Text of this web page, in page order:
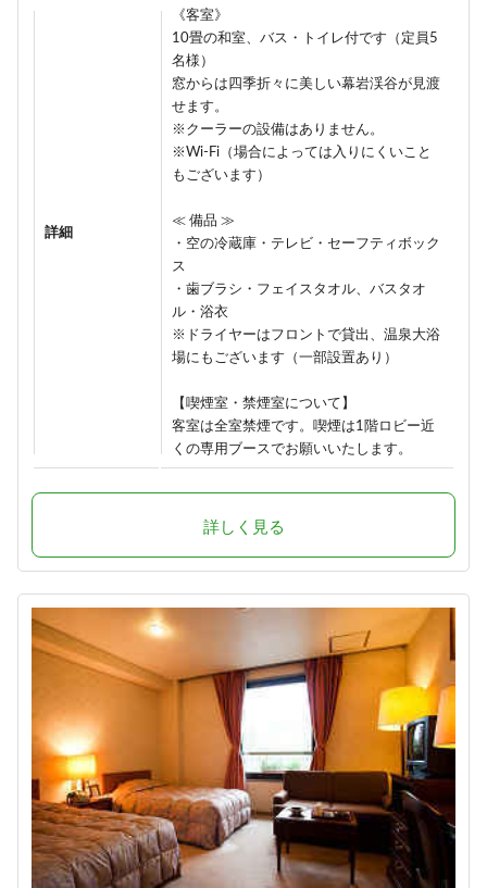
詳細
《客室》
10畳の和室、バス・トイレ付です（定員5
名様）
窓からは四季折々に美しい幕岩渓谷が見渡
せます。
※クーラーの設備はありません。
※Wi-Fi（場合によっては入りにくいこと
もございます）
≪ 備品 ≫
・空の冷蔵庫・テレビ・セーフティボック
ス
・歯ブラシ・フェイスタオル、バスタオ
ル・浴衣
※ドライヤーはフロントで貸出、温泉大浴
場にもございます（一部設置あり）
【喫煙室・禁煙室について】
客室は全室禁煙です。喫煙は1階ロビー近
くの専用ブースでお願いいたします。
詳しく見る